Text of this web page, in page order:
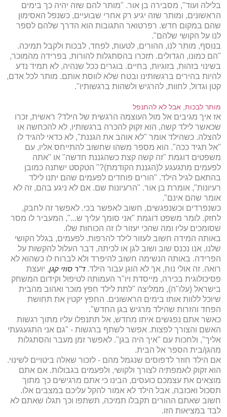
בלילה ועוד", מסבירה בן אור. "מותר להם שזה יהיה כך בימים
הראשונים, ומותר שזה יגיע רק אחרי שבועיים, כשנפל האסימון
שהם במקום חדש. רפרטואר התגובות הוא הדרך שלהם לספר
לנו על הקושי שלהם".
בנוסף, מותר לנו, ההורים, לטעות, לפחד, לבכות ולקבל תמיכה.
"הם כמונו, הגדולים. תזכרו בהסתגלות להורות, בפרידה מהמוכר,
בשינוי בזהות, בזוגיות, בחיים. בוגרים ככל שנהיה, לא תמיד נדע
להיות בהירים ברגשותינו ובטח שלא לווסת אותם. מותר לכל אדם,
קטן וגדול, לחוות, להרגיש ולשהות ברגשותיו".
מותר לבכות, אבל לא להתנפל
אז איך מגיבים אל מול העוצמה הרגשית של הילד? ראשית, זכרו
שכאשר לילד קשה, הוא זקוק להכרה ברגשותיו, לא להכחשה או
להצלה. כשהילד אומר "לא אוהב את הגננת", לא כדאי להגיד לו
"אל תגיד ככה". הוא מספר משהו שחשוב להתייחס אליו, עם
משפטים דוגמת "זה קשה קצת כשהגננת חדשה" או "אתה
לפעמים מתגעגע ל(הגננת הקודמת)?" הטקסט ישתנה כמובן
בהתאם לגיל הילד. "הורים פוחדים לפעמים שהם יתנו לילד
רעיונות", אומרת בן אור. "הרעיונות שם. אם לא ניגע בהם, זה לא
אומר שהם אינם".
כשנפרדים וכשנפגשים, חשוב לאפשר בכי. לאפשר זה לחבק,
לחזק. לומר משפט דוגמת "אני סומך עליך ש...", המעביר לו מסר
שסומכים עליו ומה שהכי יעזור לו זה הכוחות שלו.
באותה המידה חשוב לעזור לילד להרפות. לפעמים, בגלל הקושי
שלנו, אנו נכנס שוב ושוב לגן או לכיתה, דבר העלול להקשות על
הפרידה. באותה הנשימה חשוב להיפרד ולא לברוח לו כשהוא לא
רואה. זה אולי נוח, אך לא הוגן עבור הילד.ד"ר סוזי קגן, יועצת
פסיכולוגית בכירה, מייסדת ויו"ר העמותה לטיפול וקידום המשחק
בישראל (עלו"ה), ממליצה "לתת לילד חפץ מוכר ואהוב מהבית
שיוכל ללוות אותו בימים הראשונים. החפץ יקטין את תחושת
הפחד והזרות שהילד מרגיש בגן החדש".
כאשר אתם נפגשים איתו מחדש, אל תתנפלו עליו מתוך רגשות
האשם והצורך לפצות. אפשר לשתף ברגשות - "גם אני התגעגעתי
אליך", ולחכות עם "איך היה בגן". לאפשר זמן מעבר והסתגלות
מהגן/בית הספר אל הבית.
אם הילד חוזר לדפוסים שנגמל מהם - לזכור שאלה ביטויים לשינוי.
הוא זקוק לאמפתיה לצורך ולקושי, ולפעמים בגבולות. אם אתם
מוצאים את עצמכם כועסים, הבינו כי אתם מרגישים כך מתוך
תסכול ואכזבה, אבל הילד לא אמור להקל עליכם במצבים אלו.
חשוב שאתם ההורים תקבלו תמיכה, תשתפו וכך תגלו שאתם לא
לבד במציאות הזו.